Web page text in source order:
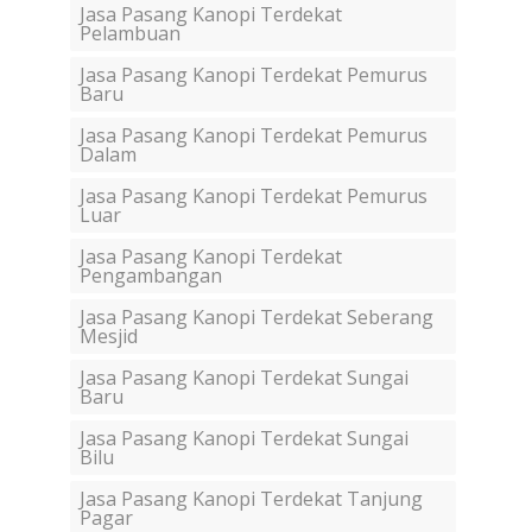
Jasa Pasang Kanopi Terdekat
Pelambuan
Jasa Pasang Kanopi Terdekat Pemurus
Baru
Jasa Pasang Kanopi Terdekat Pemurus
Dalam
Jasa Pasang Kanopi Terdekat Pemurus
Luar
Jasa Pasang Kanopi Terdekat
Pengambangan
Jasa Pasang Kanopi Terdekat Seberang
Mesjid
Jasa Pasang Kanopi Terdekat Sungai
Baru
Jasa Pasang Kanopi Terdekat Sungai
Bilu
Jasa Pasang Kanopi Terdekat Tanjung
Pagar